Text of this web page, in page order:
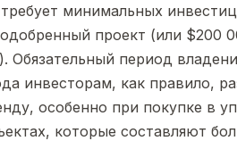
минимальных
проект (или $200
Обязательный период
инвесторам, как правило,
особенно при покупке в
которые составляют